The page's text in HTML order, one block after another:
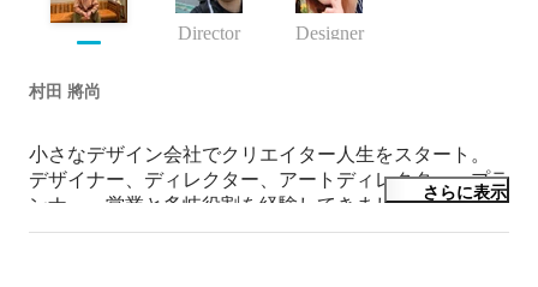
Director Designer
村田 將尚
小さなデザイン会社でクリエイター人生をスタート。
デザイナー、ディレクター、アートディレクター、プラ
ンナー、営業と多岐役割を経験してきました。
現在は仲間とともに組織作りを行うのが楽しくてしょう
さらに表示